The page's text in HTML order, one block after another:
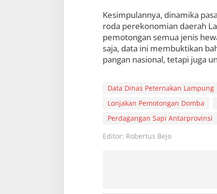
Kesimpulannya, dinamika
roda perekonomian daerah
pemotongan semua jenis
saja, data ini membuktikan
pangan nasional, tetapi juga
Data Dinas Peternakan Lampung
Lonjakan Pemotongan Domba
Perdagangan Sapi Antarprovinsi
Editor: Robertus Bejo